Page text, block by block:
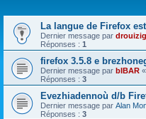
La langue de Firefox
Dernier message par drouizig
Réponses : 1
firefox 3.5.8 e
Dernier message par bIBAR «
Réponses : 3
Evezhiadennoù d/b
Dernier message par Alan
Réponses : 3